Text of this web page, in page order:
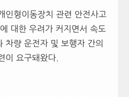
인형이동장치 관련 안전사고
대한 우려가 커지면서 속도
차량 운전자 및 보행자 간의
이 요구돼왔다.